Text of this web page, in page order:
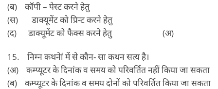
(ब) कॉपी – पेस्‍ट करने हेतु
(स) डाक्‍यूमेंट को प्रिन्‍ट करने हेतु
(द) डाक्‍यूमेंट को फैक्‍स करने हेतु (अ)
15. निम्‍न कथनेां में से कौन- सा कथन सत्‍य है।
(अ) कम्‍प्‍यूटर के दिनांक व समय को परिवर्तित नहीं किया जा सकता
(ब) कम्‍प्‍यूटर के दिनांक व समय दोनों को परिवर्तित किया जा सकता